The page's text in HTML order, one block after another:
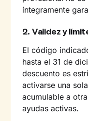
íntegramente
2. Validez y
El código
hasta el 31 de
descuento es
activarse una
acumulable a
ayudas activas.